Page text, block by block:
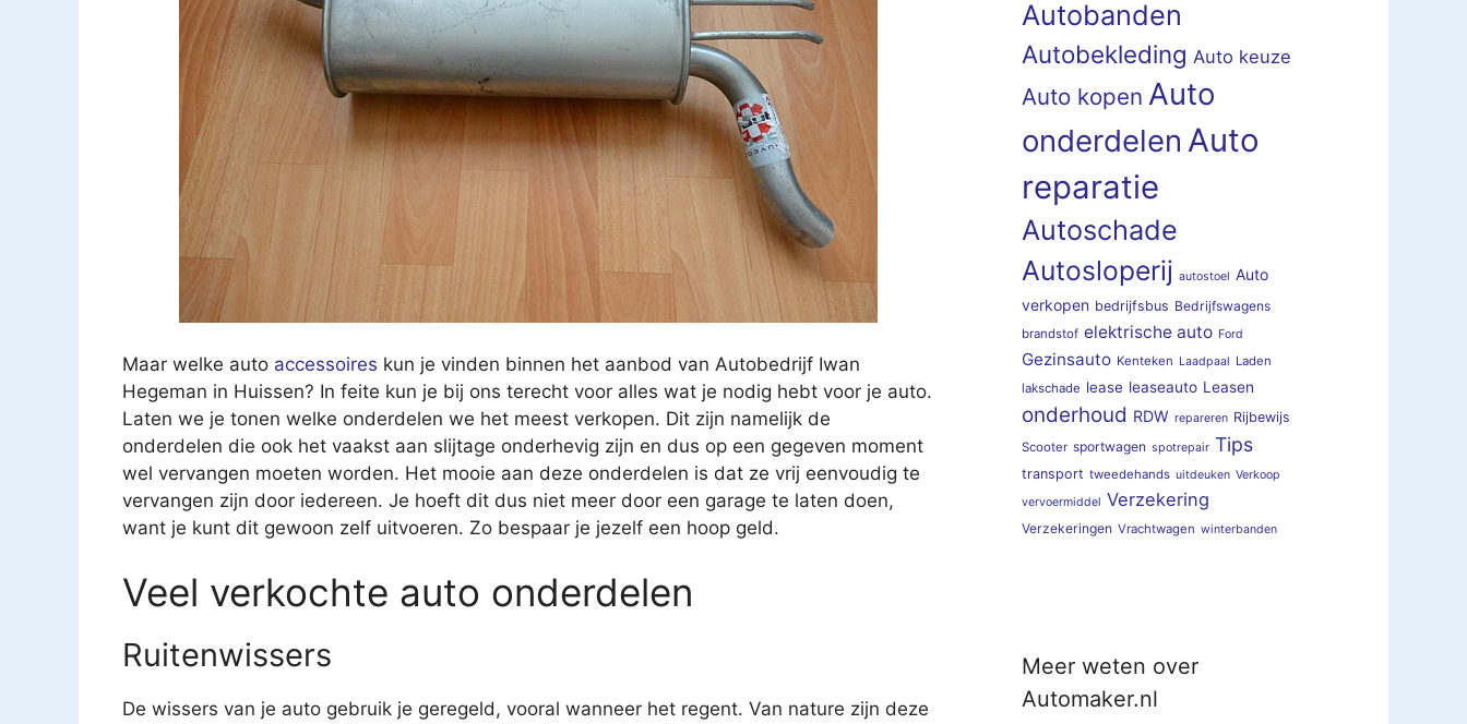
Maar welke auto accessoires kun je vinden binnen het aanbod van Autobedrijf Iwan
Hegeman in Huissen? In feite kun je bij ons terecht voor alles wat je nodig hebt voor je auto.
Laten we je tonen welke onderdelen we het meest verkopen. Dit zijn namelijk de
onderdelen die ook het vaakst aan slijtage onderhevig zijn en dus op een gegeven moment
wel vervangen moeten worden. Het mooie aan deze onderdelen is dat ze vrij eenvoudig te
vervangen zijn door iedereen. Je hoeft dit dus niet meer door een garage te laten doen,
want je kunt dit gewoon zelf uitvoeren. Zo bespaar je jezelf een hoop geld.
Veel verkochte auto onderdelen
Ruitenwissers
De wissers van je auto gebruik je geregeld, vooral wanneer het regent. Van nature zijn deze
Autobanden
Autobekleding Auto keuze
Auto kopen Auto
onderdelen Auto
reparatie
Autoschade
Autosloperij autostoel Auto
verkopen bedrijfsbus Bedrijfswagens
brandstof elektrische auto Ford
Gezinsauto Kenteken Laadpaal Laden
lakschade lease leaseauto Leasen
onderhoud RDW repareren Rijbewijs
Scooter sportwagen spotrepair Tips
transport tweedehands uitdeuken Verkoop
vervoermiddel Verzekering
Verzekeringen Vrachtwagen winterbanden
Meer weten over
Automaker.nl